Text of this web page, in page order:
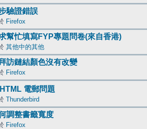
驗證錯誤
Firefox
幫忙填寫FYP專題問卷(來自香港)
其他中的其他
訪鏈結顏色沒有改變
Firefox
HTML 電郵問題
Thunderbird
調整書籤寬度
Firefox